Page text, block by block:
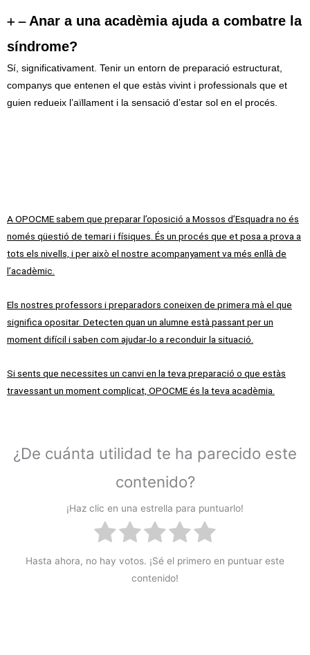
Anar a una acadèmia ajuda a combatre la
síndrome?
Sí, significativament. Tenir un entorn de preparació estructurat,
companys que entenen el que estàs vivint i professionals que et
guien redueix l’aïllament i la sensació d’estar sol en el procés.
A OPOCME sabem que preparar l’oposició a Mossos d’Esquadra no és
només qüestió de temari i físiques. És un procés que et posa a prova a
tots els nivells, i per això el nostre acompanyament va més enllà de
l’acadèmic.
Els nostres professors i preparadors coneixen de primera mà el que
significa opositar. Detecten quan un alumne està passant per un
moment difícil i saben com ajudar-lo a reconduir la situació.
Si sents que necessites un canvi en la teva preparació o que estàs
travessant un moment complicat, OPOCME és la teva acadèmia.
¿De cuánta utilidad te ha parecido este
contenido?
¡Haz clic en una estrella para puntuarlo!
Hasta ahora, no hay votos. ¡Sé el primero en puntuar este
contenido!